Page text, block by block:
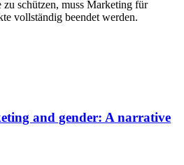
schützen, muss Marketing für
vollständig beendet werden.
and gender: A narrative